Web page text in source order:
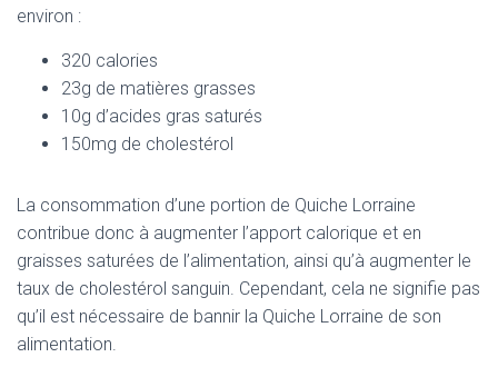
environ :
320 calories
23g de matières grasses
10g d’acides gras saturés
150mg de cholestérol
La consommation d’une portion de Quiche Lorraine
contribue donc à augmenter l’apport calorique et en
graisses saturées de l’alimentation, ainsi qu’à augmenter le
taux de cholestérol sanguin. Cependant, cela ne signifie pas
qu’il est nécessaire de bannir la Quiche Lorraine de son
alimentation.